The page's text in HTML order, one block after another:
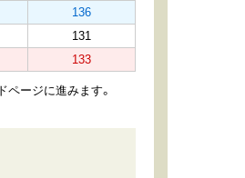
136
131
133
ージに進みます。